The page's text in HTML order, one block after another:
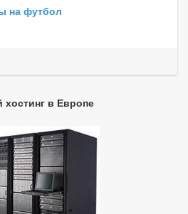
на футбол
хостинг в Европе